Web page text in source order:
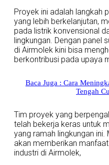
Proyek ini adalah langkah
yang lebih berkelanjutan,
pada listrik konvensional
lingkungan. Dengan panel
di Airmolek kini bisa
berkontribusi pada upaya
Baca Juga : Cara
Tengah
Tim proyek yang
telah bekerja keras untuk
yang ramah lingkungan ini.
akan memberikan
industri di Airmolek,